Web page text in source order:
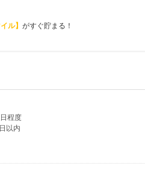
ル】 がすぐ貯まる！
程度
以内